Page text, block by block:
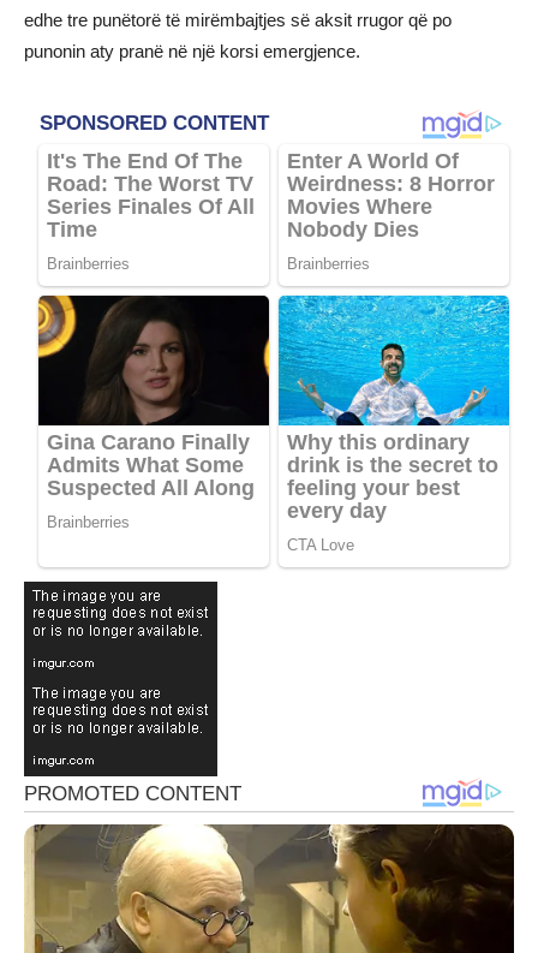
edhe tre punëtorë të mirëmbajtjes së aksit rrugor që po
punonin aty pranë në një korsi emergjence.